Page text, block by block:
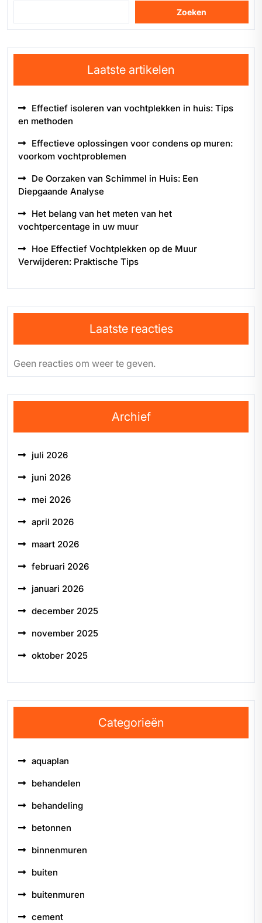
Zoeken
Laatste artikelen
Effectief isoleren van vochtplekken in huis: Tips
en methoden
Effectieve oplossingen voor condens op muren:
voorkom vochtproblemen
De Oorzaken van Schimmel in Huis: Een
Diepgaande Analyse
Het belang van het meten van het
vochtpercentage in uw muur
Hoe Effectief Vochtplekken op de Muur
Verwijderen: Praktische Tips
Laatste reacties
Geen reacties om weer te geven.
Archief
juli 2026
juni 2026
mei 2026
april 2026
maart 2026
februari 2026
januari 2026
december 2025
november 2025
oktober 2025
Categorieën
aquaplan
behandelen
behandeling
betonnen
binnenmuren
buiten
buitenmuren
cement